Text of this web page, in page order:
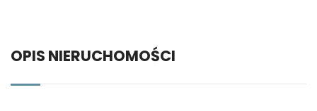
OPIS NIERUCHOMOŚCI